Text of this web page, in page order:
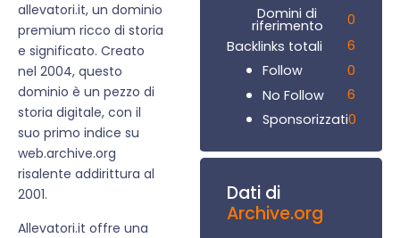
allevatori.it, un dominio
premium ricco di storia
e significato. Creato
nel 2004, questo
dominio è un pezzo di
storia digitale, con il
suo primo indice su
web.archive.org
risalente addirittura al
2001.
Allevatori.it offre una
Domini di
riferimento
0
Backlinks totali
6
Follow
0
No Follow
6
Sponsorizzati0
Dati di
Archive.org